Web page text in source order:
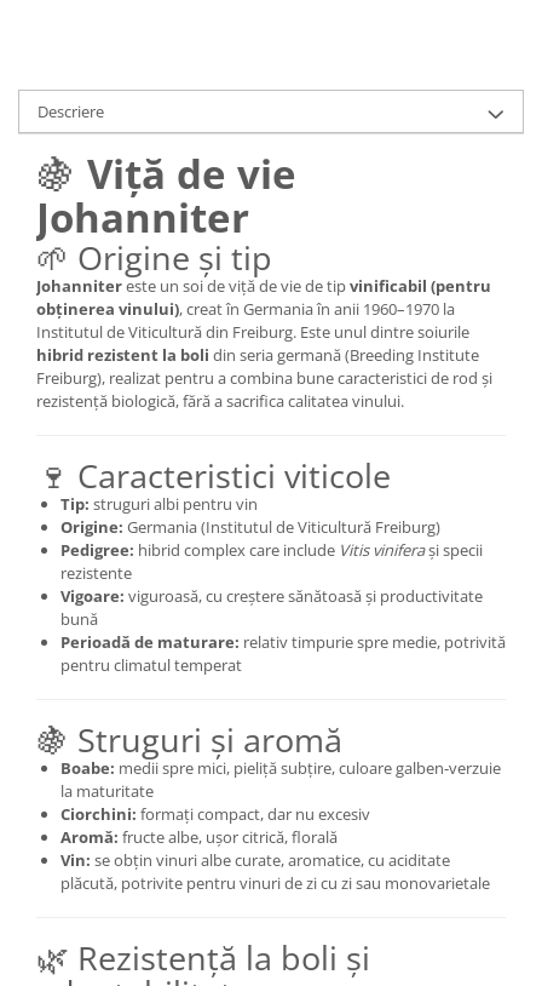
Descriere
🍇 Viță de vie
Johanniter
🌱 Origine și tip
Johannitereste un soi de viță de vie de tipvinificabil (pentru
obținerea vinului), creat în Germania în anii 1960–1970 la
Institutul de Viticultură din Freiburg. Este unul dintre soiurile
hibrid rezistent la boli din seria germană (Breeding Institute
Freiburg), realizat pentru a combina bune caracteristici de rod și
rezistență biologică, fără a sacrifica calitatea vinului.
🍷 Caracteristici viticole
Tip: struguri albi pentru vin
Origine: Germania (Institutul de Viticultură Freiburg)
Pedigree: hibrid complex care include Vitis viniferași specii
rezistente
Vigoare: viguroasă, cu creștere sănătoasă și productivitate
bună
Perioadă de maturare: relativ timpurie spre medie, potrivită
pentru climatul temperat
🍇 Struguri și aromă
Boabe: medii spre mici, pieliță subțire, culoare galben‑verzuie
la maturitate
Ciorchini: formați compact, dar nu excesiv
Aromă: fructe albe, ușor citrică, florală
Vin: se obțin vinuri albe curate, aromatice, cu aciditate
plăcută, potrivite pentru vinuri de zi cu zi sau monovarietale
🌿 Rezistență la boli și